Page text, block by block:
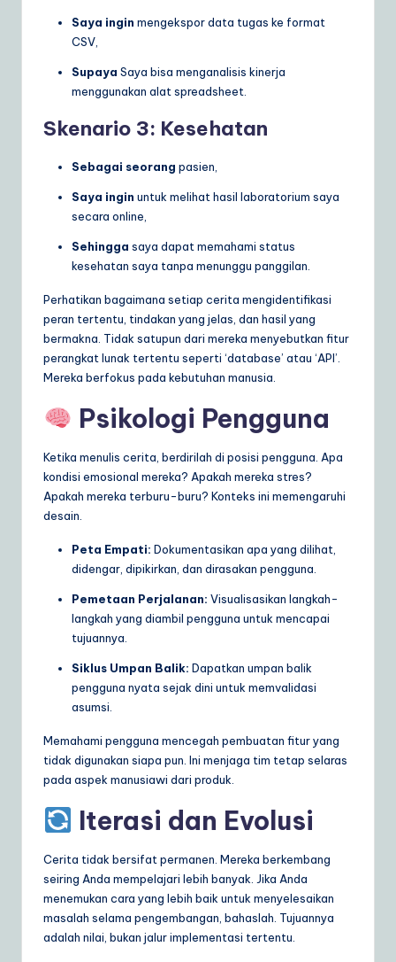
Saya ingin mengekspor data tugas ke format
CSV,
Supaya Saya bisa menganalisis kinerja
menggunakan alat spreadsheet.
Skenario 3: Kesehatan
Sebagai seorang pasien,
Saya ingin untuk melihat hasil laboratorium saya
secara online,
Sehingga saya dapat memahami status
kesehatan saya tanpa menunggu panggilan.
Perhatikan bagaimana setiap cerita mengidentifikasi
peran tertentu, tindakan yang jelas, dan hasil yang
bermakna. Tidak satupun dari mereka menyebutkan fitur
perangkat lunak tertentu seperti ‘database’ atau ‘API’.
Mereka berfokus pada kebutuhan manusia.
Psikologi Pengguna
Ketika menulis cerita, berdirilah di posisi pengguna. Apa
kondisi emosional mereka? Apakah mereka stres?
Apakah mereka terburu-buru? Konteks ini memengaruhi
desain.
Peta Empati: Dokumentasikan apa yang dilihat,
didengar, dipikirkan, dan dirasakan pengguna.
Pemetaan Perjalanan: Visualisasikan langkah-
langkah yang diambil pengguna untuk mencapai
tujuannya.
Siklus Umpan Balik: Dapatkan umpan balik
pengguna nyata sejak dini untuk memvalidasi
asumsi.
Memahami pengguna mencegah pembuatan fitur yang
tidak digunakan siapa pun. Ini menjaga tim tetap selaras
pada aspek manusiawi dari produk.
Iterasi dan Evolusi
Cerita tidak bersifat permanen. Mereka berkembang
seiring Anda mempelajari lebih banyak. Jika Anda
menemukan cara yang lebih baik untuk menyelesaikan
masalah selama pengembangan, bahaslah. Tujuannya
adalah nilai, bukan jalur implementasi tertentu.